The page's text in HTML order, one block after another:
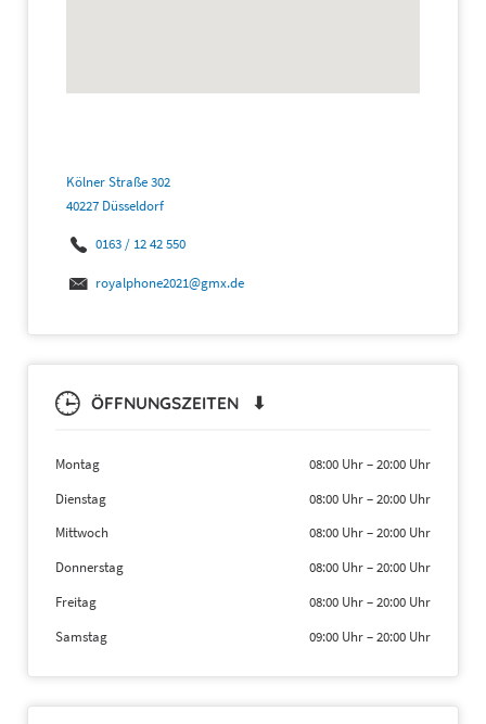
Kölner Straße 302
40227 Düsseldorf
0163 / 12 42 550
royalphone2021@gmx.de
ÖFFNUNGSZEITEN ⬇
Montag 08:00 Uhr–20:00 Uhr
Dienstag
08:00 Uhr–20:00 Uhr
Mittwoch
08:00 Uhr–20:00 Uhr
Donnerstag
08:00 Uhr–20:00 Uhr
Freitag
08:00 Uhr–20:00 Uhr
Samstag
09:00 Uhr–20:00 Uhr